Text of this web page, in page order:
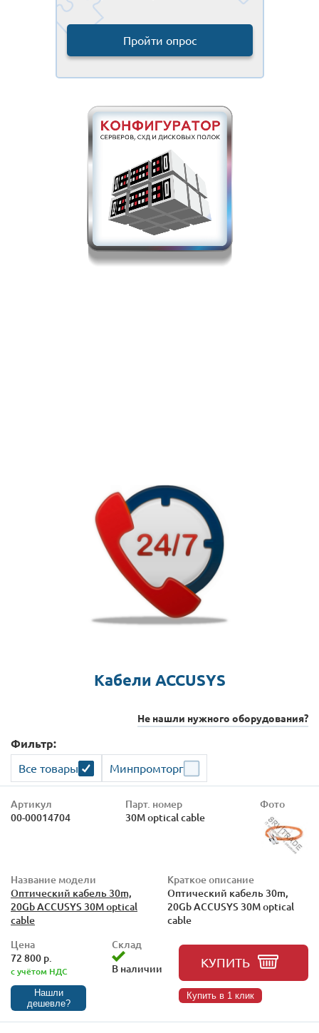
Пройти опрос
Кабели ACCUSYS
Не нашли нужного оборудования?
Фильтр:
Все товары Минпромторг
Артикул
00-00014704
Парт. номер
30M optical cable
Фото
Название модели
Оптический кабель 30m,
20Gb ACCUSYS 30M optical
cable
Краткое описание
Оптический кабель 30m,
20Gb ACCUSYS 30M optical
cable
Цена
72 800 р.
с учётом НДС
Нашли
дешевле?
Склад
В наличии
КУПИТЬ
Купить в 1 клик